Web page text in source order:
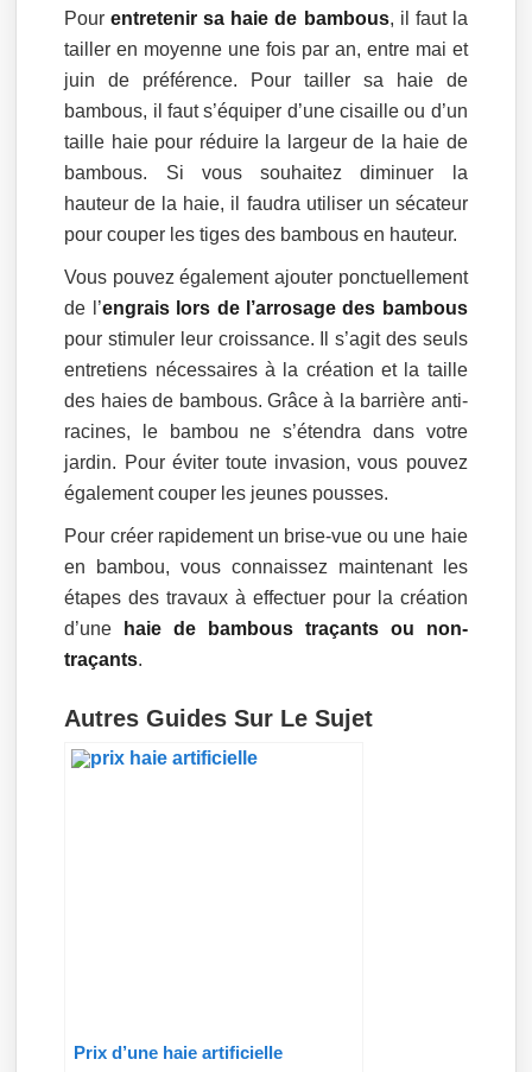
Pourentretenir sa haie de bambous, il faut la
tailler en moyenne une fois par an, entre mai et
juin de préférence. Pour tailler sa haie de
bambous, il faut s’équiper d’une cisaille ou d’un
taille haie pour réduire la largeur de la haie de
bambous. Si vous souhaitez diminuer la
hauteur de la haie, il faudra utiliser un sécateur
pour couper les tiges des bambous en hauteur.
Vous pouvez également ajouter ponctuellement
de l’engrais lors de l’arrosage des bambous
pour stimuler leur croissance. Il s’agit des seuls
entretiens nécessaires à la création et la taille
des haies de bambous. Grâce à la barrière anti-
racines, le bambou ne s’étendra dans votre
jardin. Pour éviter toute invasion, vous pouvez
également couper les jeunes pousses.
Pour créer rapidement un brise-vue ou une haie
en bambou, vous connaissez maintenant les
étapes des travaux à effectuer pour la création
d’une
haie de bambous traçants ou non-
traçants.
Autres Guides Sur Le Sujet
Prix d’une haie artificielle